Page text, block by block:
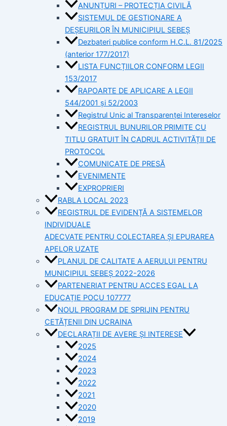
ANUNȚURI – PROTECȚIA CIVILĂ
SISTEMUL DE GESTIONARE A
DEȘEURILOR ÎN MUNICIPIUL SEBEȘ
Dezbateri publice conform H.C.L. 81/2025
(anterior 177/2017)
LISTA FUNCȚIILOR CONFORM LEGII
153/2017
RAPOARTE DE APLICARE A LEGII
544/2001 și 52/2003
Registrul Unic al Transparenței Intereselor
REGISTRUL BUNURILOR PRIMITE CU
TITLU GRATUIT ÎN CADRUL ACTIVITĂȚII DE
PROTOCOL
COMUNICATE DE PRESĂ
EVENIMENTE
EXPROPRIERI
RABLA LOCAL 2023
REGISTRUL DE EVIDENȚĂ A SISTEMELOR
INDIVIDUALE
ADECVATE PENTRU COLECTAREA ȘI EPURAREA
APELOR UZATE
PLANUL DE CALITATE A AERULUI PENTRU
MUNICIPIUL SEBEȘ 2022-2026
PARTENERIAT PENTRU ACCES EGAL LA
EDUCAȚIE POCU 107777
NOUL PROGRAM DE SPRIJIN PENTRU
CETĂȚENII DIN UCRAINA
DECLARAȚII DE AVERE ȘI INTERESE
2025
2024
2023
2022
2021
2020
2019